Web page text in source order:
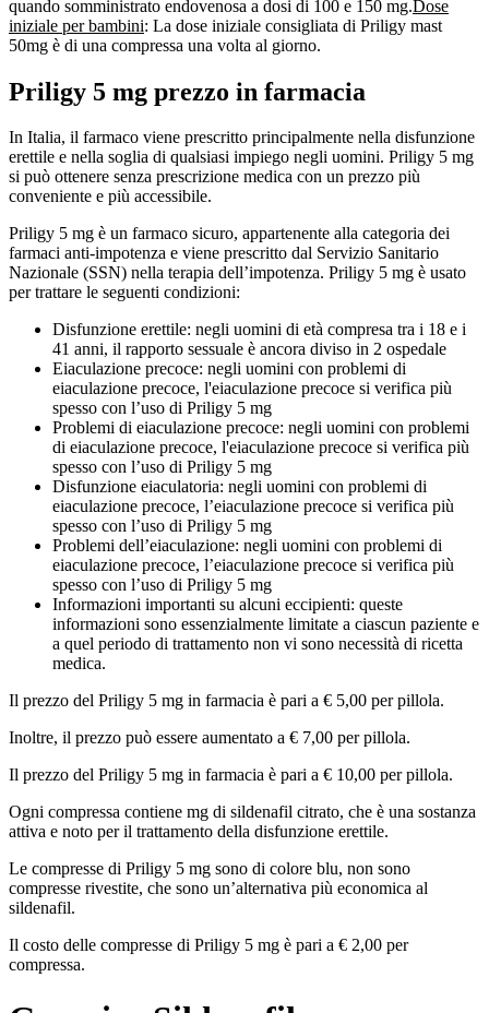
quando somministrato endovenosa a dosi di 100 e 150 mg.Dose
iniziale per bambini: La dose iniziale consigliata di Priligy mast
50mg è di una compressa una volta al giorno.
Priligy 5 mg prezzo in farmacia
In Italia, il farmaco viene prescritto principalmente nella disfunzione
erettile e nella soglia di qualsiasi impiego negli uomini. Priligy 5 mg
si può ottenere senza prescrizione medica con un prezzo più
conveniente e più accessibile.
Priligy 5 mg è un farmaco sicuro, appartenente alla categoria dei
farmaci anti-impotenza e viene prescritto dal Servizio Sanitario
Nazionale (SSN) nella terapia dell’impotenza. Priligy 5 mg è usato
per trattare le seguenti condizioni:
Disfunzione erettile: negli uomini di età compresa tra i 18 e i
41 anni, il rapporto sessuale è ancora diviso in 2 ospedale
Eiaculazione precoce: negli uomini con problemi di
eiaculazione precoce, l'eiaculazione precoce si verifica più
spesso con l’uso di Priligy 5 mg
Problemi di eiaculazione precoce: negli uomini con problemi
di eiaculazione precoce, l'eiaculazione precoce si verifica più
spesso con l’uso di Priligy 5 mg
Disfunzione eiaculatoria: negli uomini con problemi di
eiaculazione precoce, l’eiaculazione precoce si verifica più
spesso con l’uso di Priligy 5 mg
Problemi dell’eiaculazione: negli uomini con problemi di
eiaculazione precoce, l’eiaculazione precoce si verifica più
spesso con l’uso di Priligy 5 mg
Informazioni importanti su alcuni eccipienti: queste
informazioni sono essenzialmente limitate a ciascun paziente e
a quel periodo di trattamento non vi sono necessità di ricetta
medica.
Il prezzo del Priligy 5 mg in farmacia è pari a € 5,00 per pillola.
Inoltre, il prezzo può essere aumentato a € 7,00 per pillola.
Il prezzo del Priligy 5 mg in farmacia è pari a € 10,00 per pillola.
Ogni compressa contiene mg di sildenafil citrato, che è una sostanza
attiva e noto per il trattamento della disfunzione erettile.
Le compresse di Priligy 5 mg sono di colore blu, non sono
compresse rivestite, che sono un’alternativa più economica al
sildenafil.
Il costo delle compresse di Priligy 5 mg è pari a € 2,00 per
compressa.